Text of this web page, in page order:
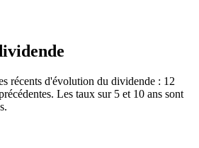
récents d'évolution du dividende : 12
Les taux sur 5 et 10 ans sont